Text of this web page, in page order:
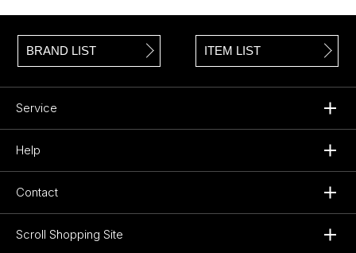
BRAND LIST ITEM LIST
Service
Help
Contact
Scroll Shopping Site